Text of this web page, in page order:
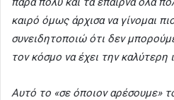
καιρό όμως άρχισα να γίνομαι
συνειδητοποιώ ότι δεν
τον κόσμο να έχει την καλύτερη
Αυτό το «σε όποιον αρέσουμε»